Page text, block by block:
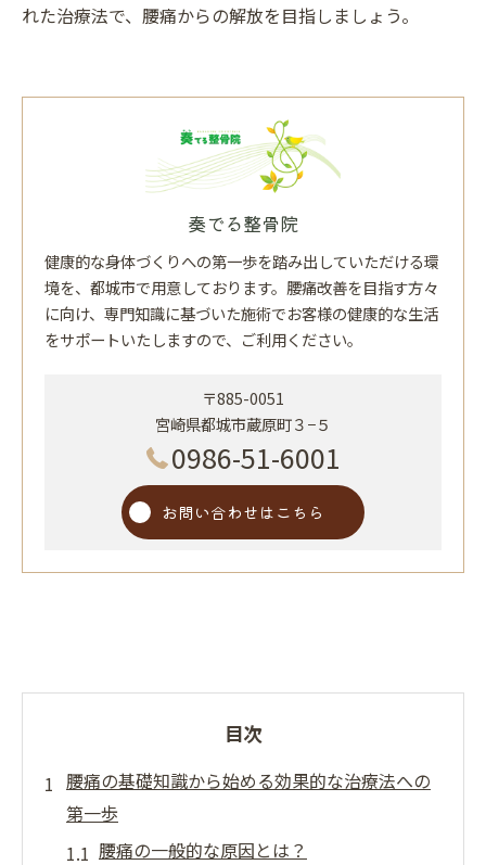
れた治療法で、腰痛からの解放を目指しましょう。
奏でる整骨院
健康的な身体づくりへの第一歩を踏み出していただける環
境を、都城市で用意しております。腰痛改善を目指す方々
に向け、専門知識に基づいた施術でお客様の健康的な生活
をサポートいたしますので、ご利用ください。
〒885-0051
宮崎県都城市蔵原町３−５
0986-51-6001
お問い合わせはこちら
目次
腰痛の基礎知識から始める効果的な治療法への
第一歩
腰痛の一般的な原因とは？